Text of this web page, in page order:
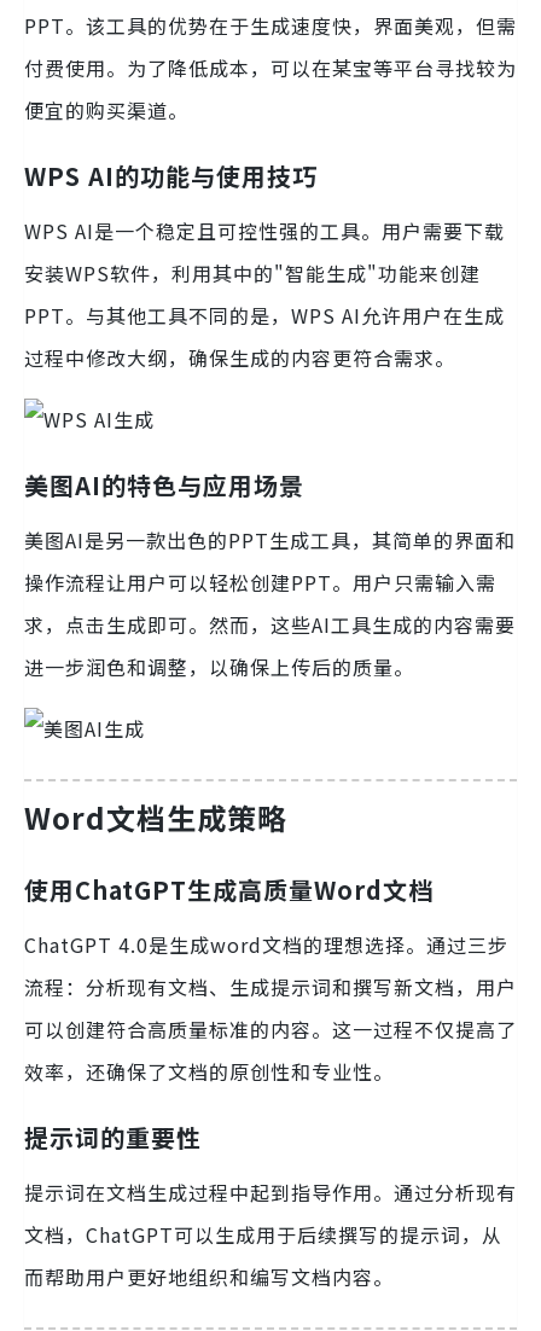
PPT。该工具的优势在于生成速度快，界面美观，但需
付费使用。为了降低成本，可以在某宝等平台寻找较为
便宜的购买渠道。
WPS AI的功能与使用技巧
WPS AI是一个稳定且可控性强的工具。用户需要下载
安装WPS软件，利用其中的"智能生成"功能来创建
PPT。与其他工具不同的是，WPS AI允许用户在生成
过程中修改大纲，确保生成的内容更符合需求。
美图AI的特色与应用场景
美图AI是另一款出色的PPT生成工具，其简单的界面和
操作流程让用户可以轻松创建PPT。用户只需输入需
求，点击生成即可。然而，这些AI工具生成的内容需要
进一步润色和调整，以确保上传后的质量。
Word文档生成策略
使用ChatGPT生成高质量Word文档
ChatGPT 4.0是生成word文档的理想选择。通过三步
流程：分析现有文档、生成提示词和撰写新文档，用户
可以创建符合高质量标准的内容。这一过程不仅提高了
效率，还确保了文档的原创性和专业性。
提示词的重要性
提示词在文档生成过程中起到指导作用。通过分析现有
文档，ChatGPT可以生成用于后续撰写的提示词，从
而帮助用户更好地组织和编写文档内容。